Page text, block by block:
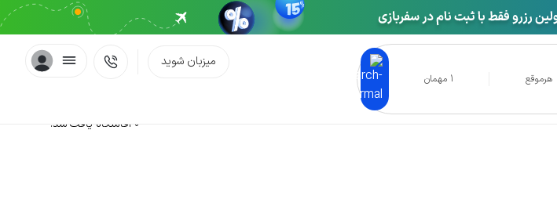
میزبان شوید
هرموقع 1 مهمان
0 اقامتگاه یافت شد.